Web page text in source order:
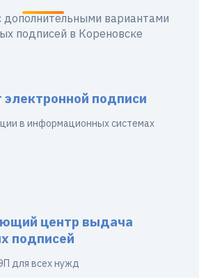
дополнительными вариантами
подписей в Кореновске
подписи
в информационных системах
центр выдача
подписей
для всех нужд